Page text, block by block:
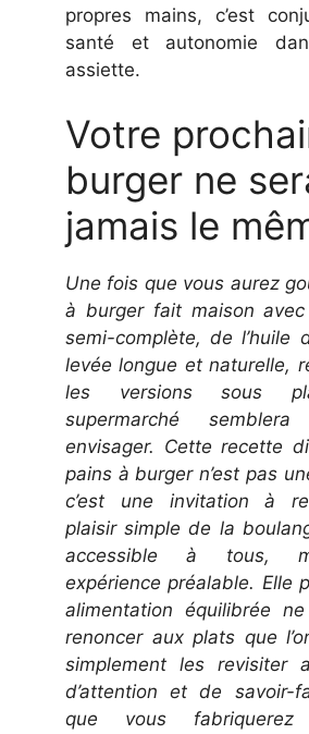
propres mains, c’est
santé et autonomie
assiette.
Votre
burger ne
jamais le
Une fois que vous aurez
à burger fait maison
semi-complète, de l’huile
levée longue et naturelle,
les versions sous
supermarché
envisager. Cette recette
pains à burger n’est pas
c’est une invitation à
plaisir simple de la
accessible à tous,
expérience préalable. Elle
alimentation équilibrée
renoncer aux plats que
simplement les revisiter
d’attention et de savoir-
que vous